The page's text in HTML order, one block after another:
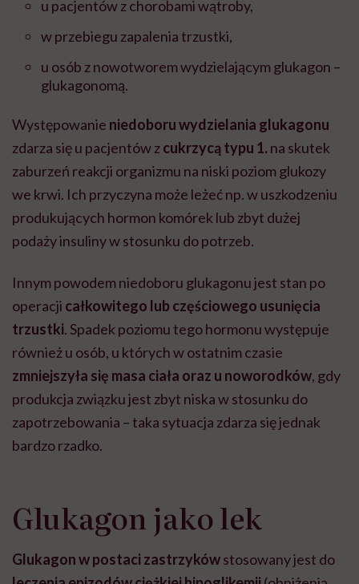
u pacjentów z chorobami wątroby,
w przebiegu zapalenia trzustki,
u osób z nowotworem wydzielającym glukagon –
glukagonomą.
Występowanie niedoboru wydzielania glukagonu
zdarza się u pacjentów zcukrzycą typu 1. na skutek
zaburzeń reakcji organizmu na niski poziom glukozy
we krwi. Ich przyczyna może leżeć np. w uszkodzeniu
produkujących hormon komórek lub zbyt dużej
podaży insuliny w stosunku do potrzeb.
Innym powodem niedoboru glukagonu jest stan po
operacji całkowitego lub częściowego usunięcia
trzustki. Spadek poziomu tego hormonu występuje
również u osób, u których w ostatnim czasie
zmniejszyła się masa ciała oraz u noworodków, gdy
produkcja związku jest zbyt niska w stosunku do
zapotrzebowania – taka sytuacja zdarza się jednak
bardzo rzadko.
Glukagon jako lek
Glukagon w postaci zastrzykówstosowany jest do